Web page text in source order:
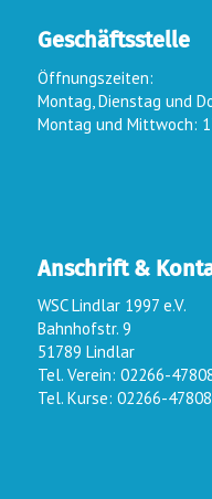
Geschäftsstelle
Öffnungszeiten:
Montag, Dienstag und
Montag und Mittwoch:
Anschrift &
WSC Lindlar 1997 e.V.
Bahnhofstr. 9
51789 Lindlar
Tel. Verein: 02266-
Tel. Kurse: 02266-